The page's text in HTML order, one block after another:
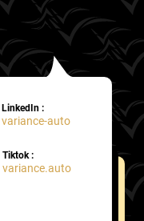
LinkedIn :
variance-auto
Tiktok :
variance.auto